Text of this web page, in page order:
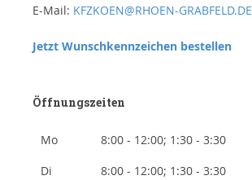
E-Mail: KFZKOEN@RHOEN-GRABFELD.DE
Jetzt Wunschkennzeichen bestellen
Öffnungszeiten
Mo
8:00 - 12:00; 1:30 - 3:30
Di
8:00 - 12:00; 1:30 - 3:30